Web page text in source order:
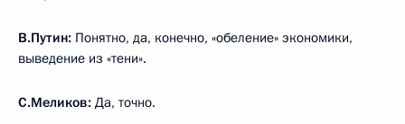
В.Путин: Понятно, да, конечно, «обеление» экономики,
выведение из «тени».
С.Меликов: Да, точно.